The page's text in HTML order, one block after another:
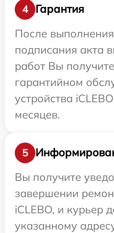
4
Гарантия
После
подписания акта
работ Вы
гарантийном
устройства
месяцев.
5
Вы получите
завершении
iCLEBO, и курьер
указанному